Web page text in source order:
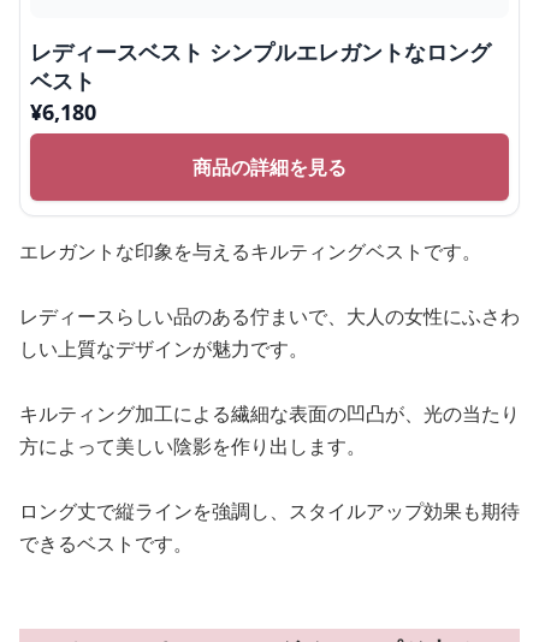
レディースベスト シンプルエレガントなロング
ベスト
¥6,180
商品の詳細を見る
エレガントな印象を与えるキルティングベストです。
レディースらしい品のある佇まいで、大人の女性にふさわ
しい上質なデザインが魅力です。
キルティング加工による繊細な表面の凹凸が、光の当たり
方によって美しい陰影を作り出します。
ロング丈で縦ラインを強調し、スタイルアップ効果も期待
できるベストです。